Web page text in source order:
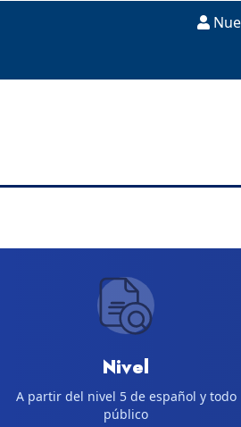
Nivel
A partir del nivel 5 de español y todo
público